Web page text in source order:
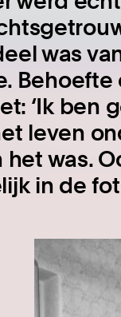
was
‘Ik ben
leven
was.
in de